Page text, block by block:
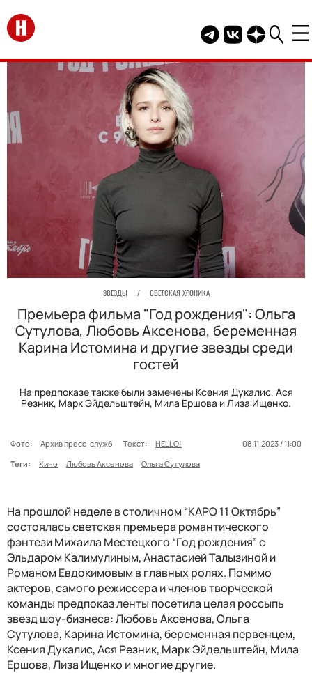
Перейти на главную
Telegram канал
Группа HELLO
Канал
ЗВЕЗДЫ / СВЕТСКАЯ ХРОНИКА
Премьера фильма "Год рождения": Ольга
Сутулова, Любовь Аксенова, беременная
Карина Истомина и другие звезды среди
гостей
На предпоказе также были замечены Ксения Дукалис, Ася
Резник, Марк Эйдельштейн, Мила Ершова и Лиза Ищенко.
Фото: Архив пресс-служб Текст: HELLO!
08.11.2023 / 11:00
Теги:
Кино Любовь Аксенова Ольга Сутулова
На прошлой неделе в столичном “КАРО 11 Октябрь”
состоялась светская премьера романтического
фэнтези Михаила Местецкого “Год рождения” с
Эльдаром Калимулиным, Анастасией Талызиной и
Романом Евдокимовым в главных ролях. Помимо
актеров, самого режиссера и членов творческой
команды предпоказ ленты посетила целая россыпь
звезд шоу-бизнеса: Любовь Аксенова, Ольга
Сутулова, Карина Истомина, беременная первенцем,
Ксения Дукалис, Ася Резник, Марк Эйдельштейн, Мила
Ершова, Лиза Ищенко и многие другие.